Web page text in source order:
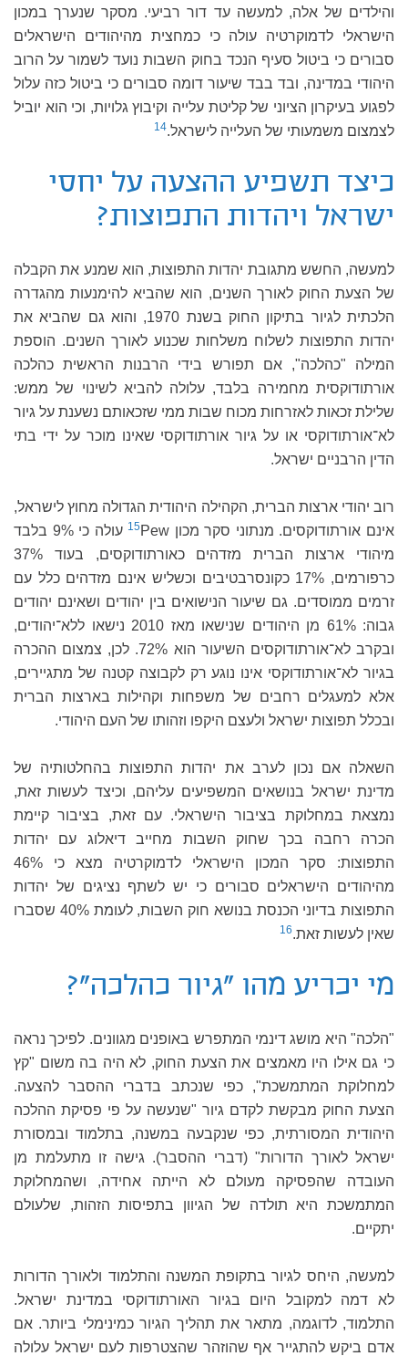
והילדים של אלה, למעשה עד דור רביעי. מסקר שנערך במכון
הישראלי לדמוקרטיה עולה כי כמחצית מהיהודים הישראלים
סבורים כי ביטול סעיף הנכד בחוק השבות נועד לשמור על הרוב
היהודי במדינה, ובד בבד שיעור דומה סבורים כי ביטול כזה עלול
לפגוע בעיקרון הציוני של קליטת עלייה וקיבוץ גלויות, וכי הוא יוביל
לצמצום משמעותי של העלייה לישראל.14
כיצד תשפיע ההצעה על יחסי
ישראל ויהדות התפוצות?
למעשה, החשש מתגובת יהדות התפוצות, הוא שמנע את הקבלה
של הצעת החוק לאורך השנים, הוא שהביא להימנעות מהגדרה
הלכתית לגיור בתיקון החוק בשנת 1970, והוא גם שהביא את
יהדות התפוצות לשלוח משלחות שכנוע לאורך השנים. הוספת
המילה "כהלכה", אם תפורש בידי הרבנות הראשית כהלכה
אורתודוקסית מחמירה בלבד, עלולה להביא לשינוי של ממש:
שלילת זכאות לאזרחות מכוח שבות ממי שזכאותם נשענת על גיור
לא־אורתודוקסי או על גיור אורתודוקסי שאינו מוכר על ידי בתי
הדין הרבניים ישראל.
רוב יהודי ארצות הברית, הקהילה היהודית הגדולה מחוץ לישראל,
אינם אורתודוקסים. מנתוני סקר מכון Pew‎‏
15
עולה כי 9% בלבד
מיהודי ארצות הברית מזדהים כאורתודוקסים, בעוד 37%
כרפורמים, 17% כקונסרבטיבים וכשליש אינם מזדהים כלל עם
זרמים ממוסדים. גם שיעור הנישואים בין יהודים ושאינם יהודים
גבוה: 61% מן היהודים שנישאו מאז 2010 נישאו ללא־יהודים,
ובקרב לא־אורתודוקסים השיעור הוא 72%. לכן, צמצום ההכרה
בגיור לא־אורתודוקסי אינו נוגע רק לקבוצה קטנה של מתגיירים,
אלא למעגלים רחבים של משפחות וקהילות בארצות הברית
ובכלל תפוצות ישראל ולעצם היקפו וזהותו של העם היהודי.
השאלה אם נכון לערב את יהדות התפוצות בהחלטותיה של
מדינת ישראל בנושאים המשפיעים עליהם, וכיצד לעשות זאת,
נמצאת במחלוקת בציבור הישראלי. עם זאת, בציבור קיימת
הכרה רחבה בכך שחוק השבות מחייב דיאלוג עם יהדות
התפוצות: סקר המכון הישראלי לדמוקרטיה מצא כי 46%
מהיהודים הישראלים סבורים כי יש לשתף נציגים של יהדות
התפוצות בדיוני הכנסת בנושא חוק השבות, לעומת 40% שסברו
שאין לעשות זאת.16
מי יכריע מהו "גיור כהלכה"?
"הלכה" היא מושג דינמי המתפרש באופנים מגוונים. לפיכך נראה
כי גם אילו היו מאמצים את הצעת החוק, לא היה בה משום "קץ
למחלוקת המתמשכת", כפי שנכתב בדברי ההסבר להצעה.
הצעת החוק מבקשת לקדם גיור "שנעשה על פי פסיקת ההלכה
היהודית המסורתית, כפי שנקבעה במשנה, בתלמוד ובמסורת
ישראל לאורך הדורות" (דברי ההסבר). גישה זו מתעלמת מן
העובדה שהפסיקה מעולם לא הייתה אחידה, ושהמחלוקת
המתמשכת היא תולדה של הגיוון בתפיסות הזהות, שלעולם
יתקיים.
למעשה, היחס לגיור בתקופת המשנה והתלמוד ולאורך הדורות
לא דמה למקובל היום בגיור האורתודוקסי במדינת ישראל.
התלמוד, לדוגמה, מתאר את תהליך הגיור כמינימלי ביותר. אם
אדם ביקש להתגייר אף שהוזהר שהצטרפות לעם ישראל עלולה